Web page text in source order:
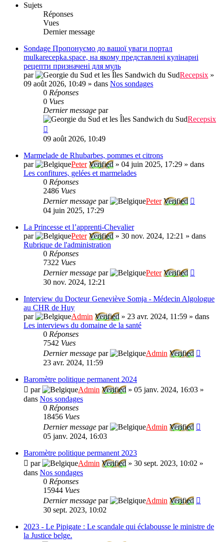
Sujets
Réponses
Vues
Dernier message
Sondage Пропонуємо до вашої уваги портал
mulkarecepka.space, на якому представлені кулінарні
рецепти призначені для муль
par
Recepsix »
09 août 2026, 10:49 » dans Nos sondages
0 Réponses
0 Vues
Dernier message par
Recepsix
09 août 2026, 10:49
Marmelade de Rhubarbes, pommes et citrons
par
Peter Verified » 04 juin 2025, 17:29 » dans
Les confitures, gelées et marmelades
0 Réponses
2486 Vues
Dernier message par Peter Verified
04 juin 2025, 17:29
La Princesse et l’apprenti-Chevalier
par
Peter Verified » 30 nov. 2024, 12:21 » dans
Rubrique de l'administration
0 Réponses
7322 Vues
Dernier message par Peter Verified
30 nov. 2024, 12:21
Interview du Docteur Geneviève Somja - Médecin Algologue
au CHR de Huy
par
Admin Verified » 23 avr. 2024, 11:59 » dans
Les interviews du domaine de la santé
0 Réponses
7542 Vues
Dernier message par Admin Verified
23 avr. 2024, 11:59
Baromètre politique permanent 2024
par
Admin Verified » 05 janv. 2024, 16:03 »
dans Nos sondages
0 Réponses
18456 Vues
Dernier message par Admin Verified
05 janv. 2024, 16:03
Baromètre politique permanent 2023
par
Admin Verified » 30 sept. 2023, 10:02 »
dans Nos sondages
0 Réponses
15944 Vues
Dernier message par Admin Verified
30 sept. 2023, 10:02
2023 - Le Pipigate : Le scandale qui éclabousse le ministre de
la Justice belge.